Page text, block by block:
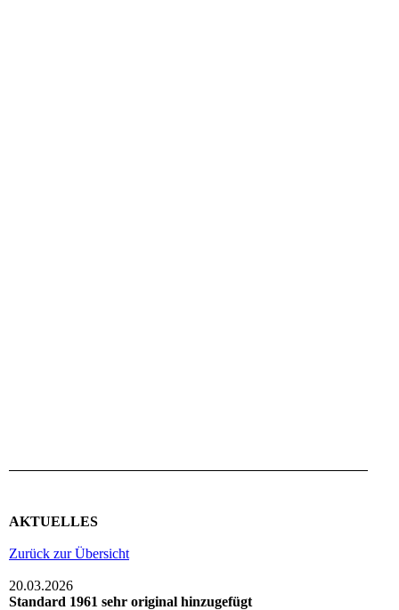
AKTUELLES
Zurück zur Übersicht
20.03.2026
Standard 1961 sehr original hinzugefügt